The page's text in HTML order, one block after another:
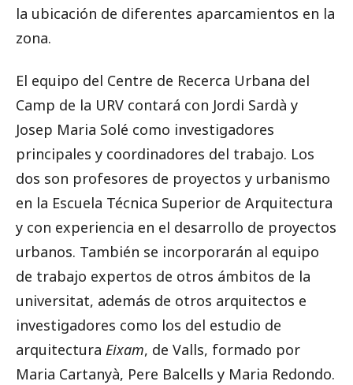
la ubicación de diferentes aparcamientos en la
zona.
El equipo del Centre de Recerca Urbana del
Camp de la URV contará con Jordi Sardà y
Josep Maria Solé como investigadores
principales y coordinadores del trabajo. Los
dos son profesores de proyectos y urbanismo
en la Escuela Técnica Superior de Arquitectura
y con experiencia en el desarrollo de proyectos
urbanos. También se incorporarán al equipo
de trabajo expertos de otros ámbitos de la
universitat, además de otros arquitectos e
investigadores como los del estudio de
arquitectura Eixam, de Valls, formado por
Maria Cartanyà, Pere Balcells y Maria Redondo.